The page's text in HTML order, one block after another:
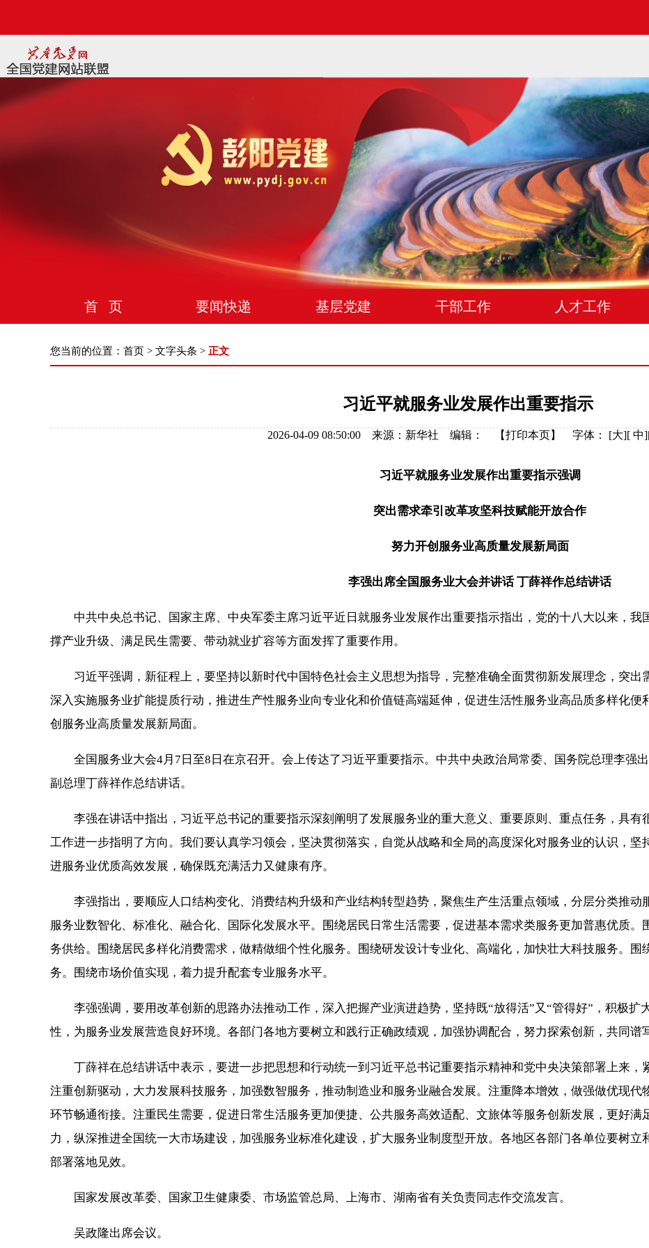
首 页 要闻快递 基层党建 干部工作 人才工作
您当前的位置： 首页 > 文字头条 > 正文
习近平就服务业发展作出重要指示
2026-04-09 08:50:00 来源：新华社 编辑： 【打印本页】 字体： [大][ 中
习近平就服务业发展作出重要指示强调
突出需求牵引改革攻坚科技赋能开放合作
努力开创服务业高质量发展新局面
李强出席全国服务业大会并讲话 丁薛祥作总结讲话
中共中央总书记、国家主席、中央军委主席习近平近日就服务业发展作出重要指示指出，党的十八大以来，我
撑产业升级、满足民生需要、带动就业扩容等方面发挥了重要作用。
习近平强调，新征程上，要坚持以新时代中国特色社会主义思想为指导，完整准确全面贯彻新发展理念，突出
深入实施服务业扩能提质行动，推进生产性服务业向专业化和价值链高端延伸，促进生活性服务业高品质多样化便
创服务业高质量发展新局面。
全国服务业大会4月7日至8日在京召开。会上传达了习近平重要指示。中共中央政治局常委、国务院总理李强
副总理丁薛祥作总结讲话。
李强在讲话中指出，习近平总书记的重要指示深刻阐明了发展服务业的重大意义、重要原则、重点任务，具有
工作进一步指明了方向。我们要认真学习领会，坚决贯彻落实，自觉从战略和全局的高度深化对服务业的认识，坚
进服务业优质高效发展，确保既充满活力又健康有序。
李强指出，要顺应人口结构变化、消费结构升级和产业结构转型趋势，聚焦生产生活重点领域，分层分类推动
服务业数智化、标准化、融合化、国际化发展水平。围绕居民日常生活需要，促进基本需求类服务更加普惠优质
务供给。围绕居民多样化消费需求，做精做细个性化服务。围绕研发设计专业化、高端化，加快壮大科技服务。围
务。围绕市场价值实现，着力提升配套专业服务水平。
李强强调，要用改革创新的思路办法推动工作，深入把握产业演进趋势，坚持既“放得活”又“管得好”，积极扩
性，为服务业发展营造良好环境。各部门各地方要树立和践行正确政绩观，加强协调配合，努力探索创新，共同谱
丁薛祥在总结讲话中表示，要进一步把思想和行动统一到习近平总书记重要指示精神和党中央决策部署上来，
注重创新驱动，大力发展科技服务，加强数智服务，推动制造业和服务业融合发展。注重降本增效，做强做优现
环节畅通衔接。注重民生需要，促进日常生活服务更加便捷、公共服务高效适配、文旅体等服务创新发展，更好
力，纵深推进全国统一大市场建设，加强服务业标准化建设，扩大服务业制度型开放。各地区各部门各单位要树
部署落地见效。
国家发展改革委、国家卫生健康委、市场监管总局、上海市、湖南省有关负责同志作交流发言。
吴政隆出席会议。